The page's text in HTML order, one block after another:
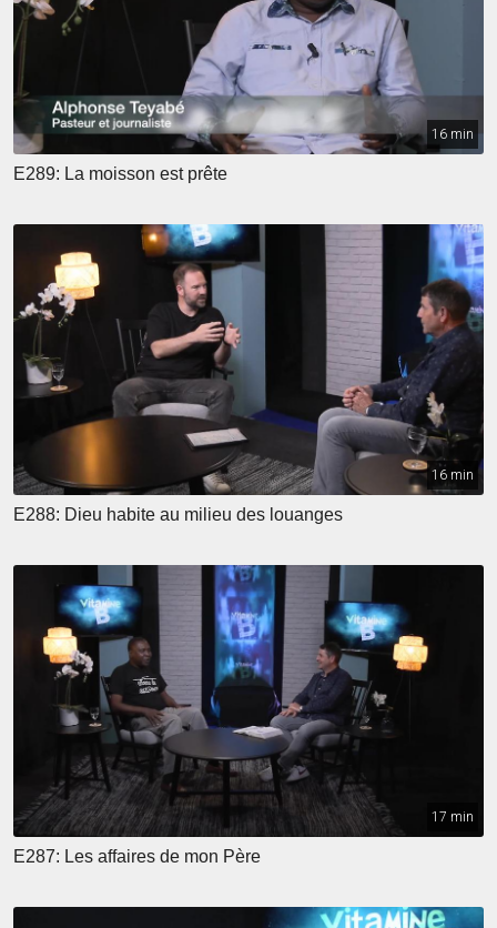
16 min
E289: La moisson est prête
16 min
E288: Dieu habite au milieu des louanges
17 min
E287: Les affaires de mon Père